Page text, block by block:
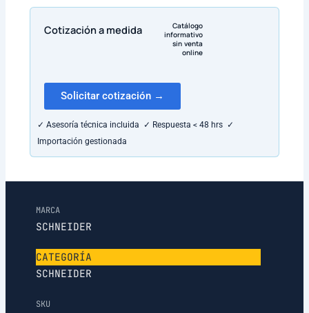
Cotización a medida
Catálogo
informativo
sin venta
online
Solicitar cotización →
✓ Asesoría técnica incluida ✓ Respuesta < 48 hrs ✓
Importación gestionada
MARCA
SCHNEIDER
CATEGORÍA
SCHNEIDER
SKU